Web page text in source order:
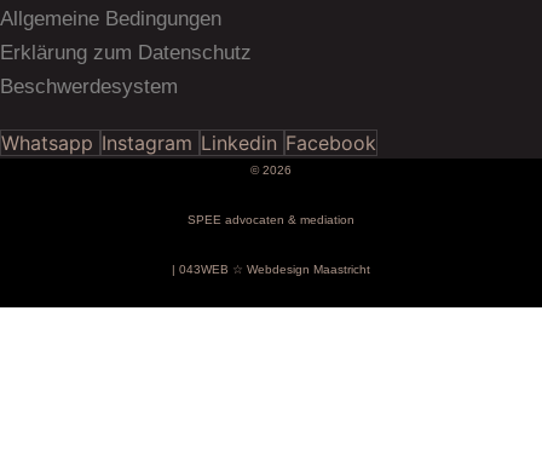
Allgemeine Bedingungen
Erklärung zum Datenschutz
Beschwerdesystem
Whatsapp Instagram Linkedin Facebook
© 2026
SPEE advocaten & mediation
| 043WEB ☆ Webdesign Maastricht